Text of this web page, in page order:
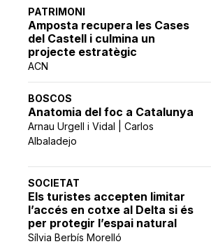
PATRIMONI
Amposta recupera les Cases
del Castell i culmina un
projecte estratègic
ACN
BOSCOS
Anatomia del foc a Catalunya
Arnau Urgell i Vidal | Carlos
Albaladejo
SOCIETAT
Els turistes accepten limitar
l’accés en cotxe al Delta si és
per protegir l’espai natural
Sílvia Berbís Morelló